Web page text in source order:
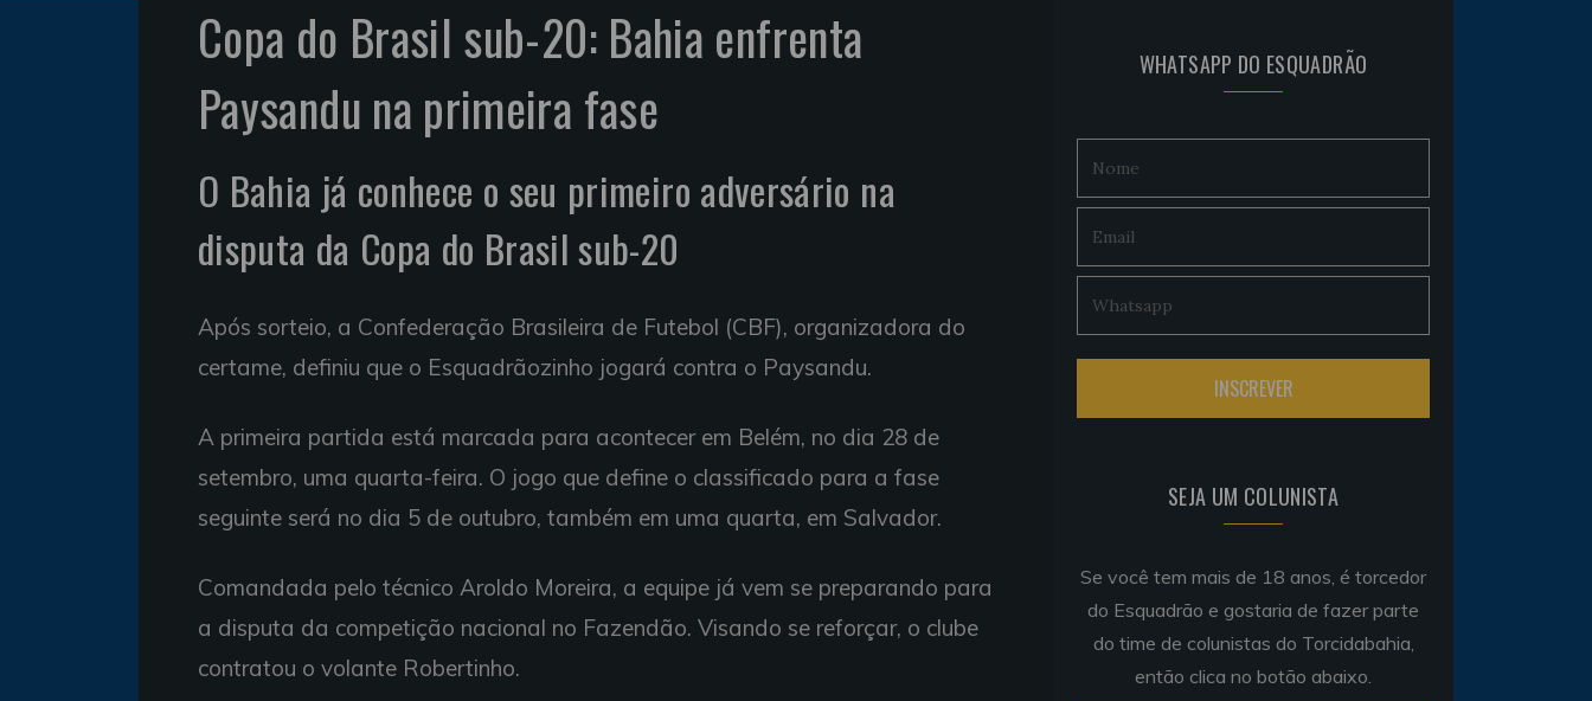
Copa do Brasil sub-20: Bahia enfrenta
Paysandu na primeira fase
O Bahia já conhece o seu primeiro adversário na
disputa da Copa do Brasil sub-20
Após sorteio, a Confederação Brasileira de Futebol (CBF), organizadora do
certame, definiu que o Esquadrãozinho jogará contra o Paysandu.
A primeira partida está marcada para acontecer em Belém, no dia 28 de
setembro, uma quarta-feira. O jogo que define o classificado para a fase
seguinte será no dia 5 de outubro, também em uma quarta, em Salvador.
Comandada pelo técnico Aroldo Moreira, a equipe já vem se preparando para
a disputa da competição nacional no Fazendão. Visando se reforçar, o clube
contratou o volante Robertinho.
WHATSAPP DO ESQUADRÃO
SEJA UM COLUNISTA
Se você tem mais de 18 anos, é torcedor
do Esquadrão e gostaria de fazer parte
do time de colunistas do Torcidabahia,
então clica no botão abaixo.